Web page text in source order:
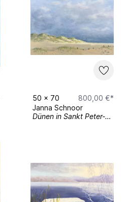
50 x 70
800,00 €*
Janna Schnoor
Dünen in Sankt Peter-Ording